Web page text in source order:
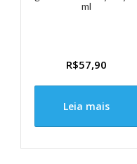
ml
R$57,90
Leia mais